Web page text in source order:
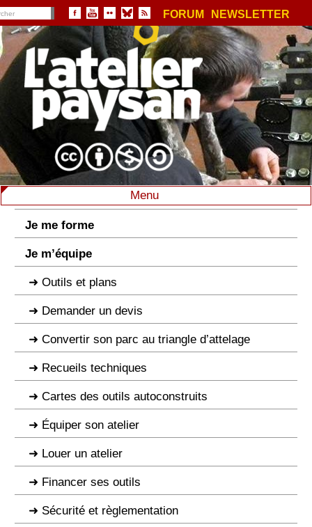
FORUM NEWSLETTER
Menu
Je me forme
Je m’équipe
Outils et plans
Demander un devis
Convertir son parc au triangle d’attelage
Recueils techniques
Cartes des outils autoconstruits
Équiper son atelier
Louer un atelier
Financer ses outils
Sécurité et règlementation